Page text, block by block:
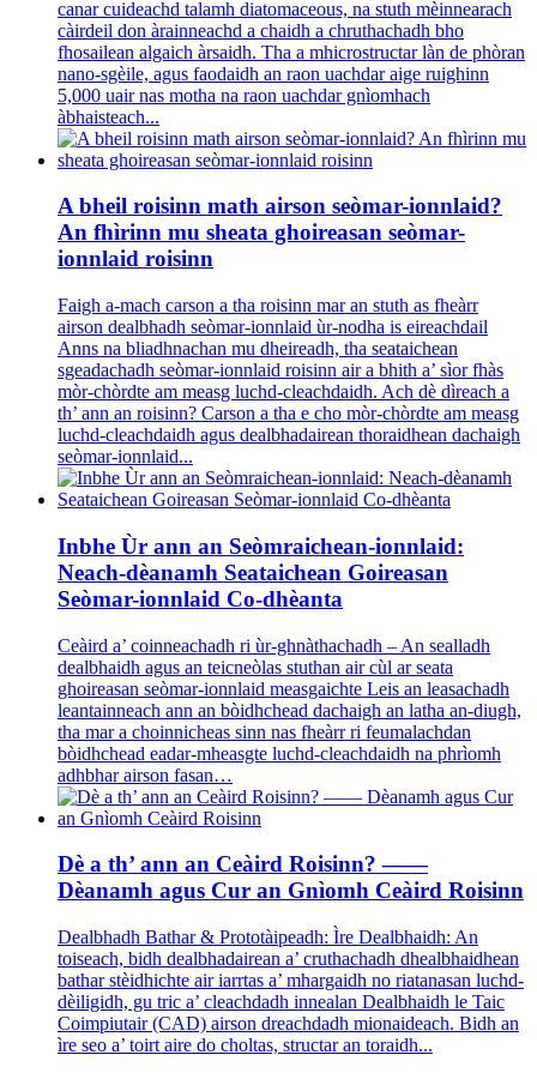
canar cuideachd talamh diatomaceous, na stuth mèinnearach
càirdeil don àrainneachd a chaidh a chruthachadh bho
fhosailean algaich àrsaidh. Tha a mhicrostructar làn de phòran
nano-sgèile, agus faodaidh an raon uachdar aige ruighinn
5,000 uair nas motha na raon uachdar gnìomhach
àbhaisteach...
A bheil roisinn math airson seòmar-ionnlaid?
An fhìrinn mu sheata ghoireasan seòmar-
ionnlaid roisinn
Faigh a-mach carson a tha roisinn mar an stuth as fheàrr
airson dealbhadh seòmar-ionnlaid ùr-nodha is eireachdail
Anns na bliadhnachan mu dheireadh, tha seataichean
sgeadachadh seòmar-ionnlaid roisinn air a bhith a’ sìor fhàs
mòr-chòrdte am measg luchd-cleachdaidh. Ach dè dìreach a
th’ ann an roisinn? Carson a tha e cho mòr-chòrdte am measg
luchd-cleachdaidh agus dealbhadairean thoraidhean dachaigh
seòmar-ionnlaid...
Inbhe Ùr ann an Seòmraichean-ionnlaid:
Neach-dèanamh Seataichean Goireasan
Seòmar-ionnlaid Co-dhèanta
Ceàird a’ coinneachadh ri ùr-ghnàthachadh – An sealladh
dealbhaidh agus an teicneòlas stuthan air cùl ar seata
ghoireasan seòmar-ionnlaid measgaichte Leis an leasachadh
leantainneach ann an bòidhchead dachaigh an latha an-diugh,
tha mar a choinnicheas sinn nas fheàrr ri feumalachdan
bòidhchead eadar-mheasgte luchd-cleachdaidh na phrìomh
adhbhar airson fasan…
Dè a th’ ann an Ceàird Roisinn? ——
Dèanamh agus Cur an Gnìomh Ceàird Roisinn
Dealbhadh Bathar & Prototàipeadh: Ìre Dealbhaidh: An
toiseach, bidh dealbhadairean a’ cruthachadh dhealbhaidhean
bathar stèidhichte air iarrtas a’ mhargaidh no riatanasan luchd-
dèiligidh, gu tric a’ cleachdadh innealan Dealbhaidh le Taic
Coimpiutair (CAD) airson dreachdadh mionaideach. Bidh an
ìre seo a’ toirt aire do choltas, structar an toraidh...